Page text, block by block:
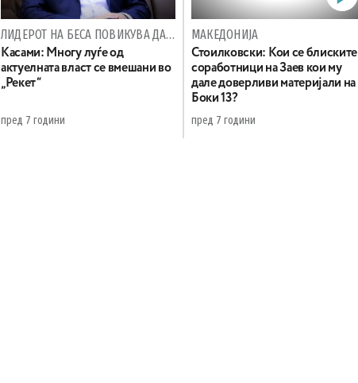
ЛИДЕРОТ НА БЕСА ПОВИКУВА ДА СЕ ОСТАВИ ОБВИНИТЕЛСТВОТО СЛОБОДНО ДА ИСТРАЖУВА
Касами: Многу луѓе од
актуелната власт се вмешани во
„Рекет“
пред 7 години
МАКЕДОНИЈА
Стоилковски: Кои се блиските
соработници на Заев кои му
дале доверливи материјали на
Боки 13?
пред 7 години